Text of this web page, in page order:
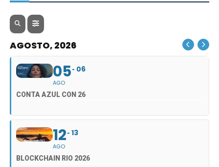
AGOSTO, 2026
05
AGO
06
CONTA AZUL CON 26
12
AGO
13
BLOCKCHAIN RIO 2026